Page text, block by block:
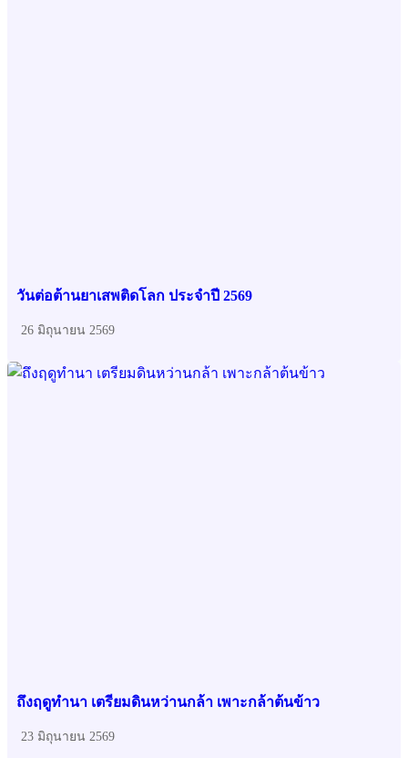
วันต่อต้านยาเสพติดโลก ประจำปี 2569
26 มิถุนายน 2569
ถึงฤดูทำนา เตรียมดินหว่านกล้า เพาะกล้าต้นข้าว
23 มิถุนายน 2569